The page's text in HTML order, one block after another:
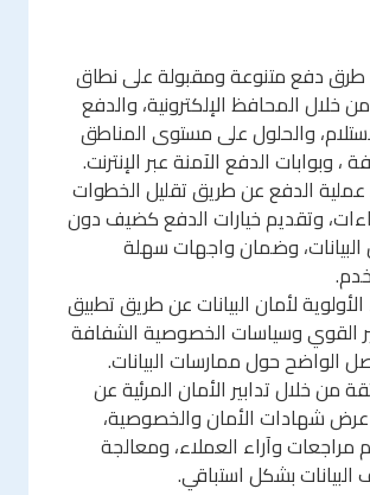
طرق دفع متنوعة ومقبولة على نطاق
خلال المحافظ الإلكترونية، والدفع
والحلول على مستوى المناطق
، وبوابات الدفع الآمنة عبر الإنترنت.
الدفع عن طريق تقليل الخطوات
وتقديم خيارات الدفع كضيف دون
وضمان واجهات سهلة
لأمان البيانات عن طريق تطبيق
القوي وسياسات الخصوصية الشفافة
الواضح حول ممارسات البيانات.
من خلال تدابير الأمان المرئية عن
شهادات الأمان والخصوصية،
مراجعات وآراء العملاء، ومعالجة
بشكل استباقي.